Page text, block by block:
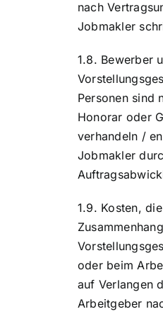
nach
Jobmakler
Bewerber
Personen sind
Honorar oder
verhandeln /
Jobmakler
Kosten,
oder beim
auf Verlangen
Arbeitgeber